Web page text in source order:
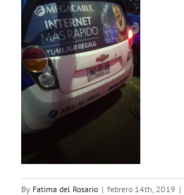
By Fatima del Rosario | febrero 14th, 2019 |